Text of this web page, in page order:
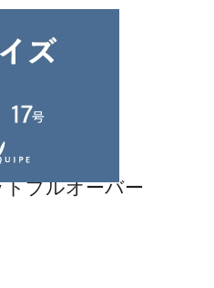
プルオーバー